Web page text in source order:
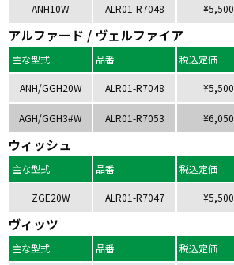
ANH10W ALR01-R7048 ¥5,500
アルファード / ヴェルファイア
主な型式 品番 税込定価
ANH/GGH20W ALR01-R7048 ¥5,500
AGH/GGH3#W ALR01-R7053 ¥6,050
ウィッシュ
主な型式 品番 税込定価
ZGE20W ALR01-R7047 ¥5,500
ヴィッツ
主な型式 品番 税込定価